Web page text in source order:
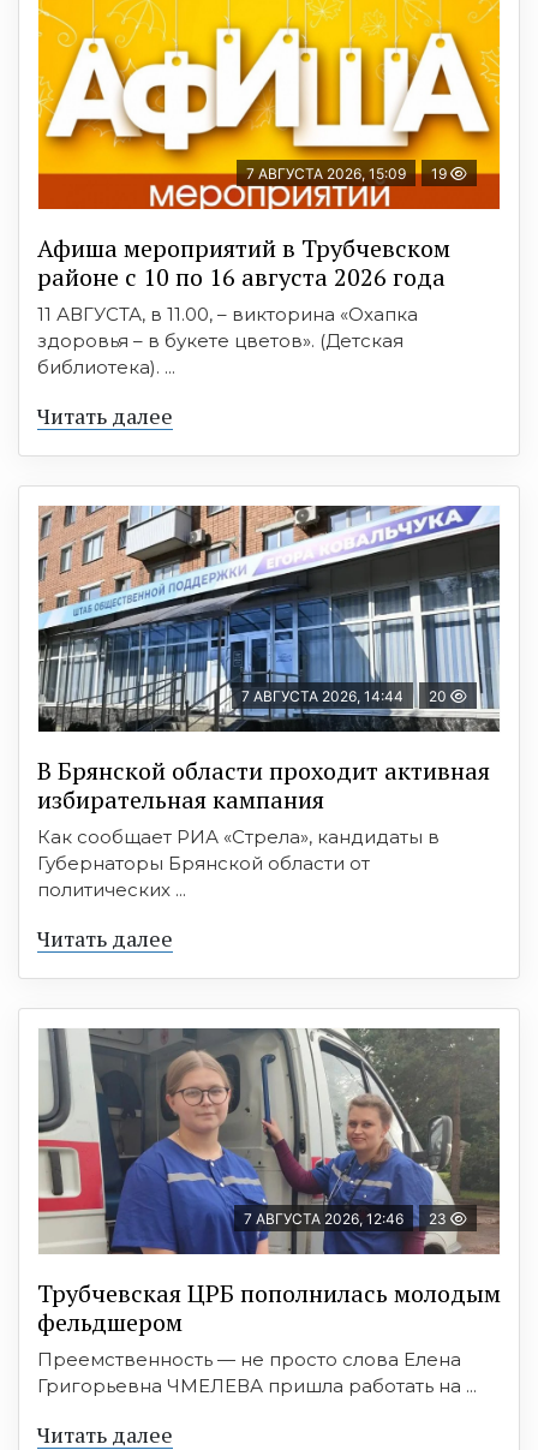
7 АВГУСТА 2026, 15:09 19
Афиша мероприятий в Трубчевском
районе с 10 по 16 августа 2026 года
11 АВГУСТА, в 11.00, – викторина «Охапка
здоровья – в букете цветов». (Детская
библиотека). ...
Читать далее
7 АВГУСТА 2026, 14:44 20
В Брянской области проходит активная
избирательная кампания
Как сообщает РИА «Стрела», кандидаты в
Губернаторы Брянской области от
политических ...
Читать далее
7 АВГУСТА 2026, 12:46 23
Трубчевская ЦРБ пополнилась молодым
фельдшером
Преемственность — не просто слова Елена
Григорьевна ЧМЕЛЕВА пришла работать на ...
Читать далее